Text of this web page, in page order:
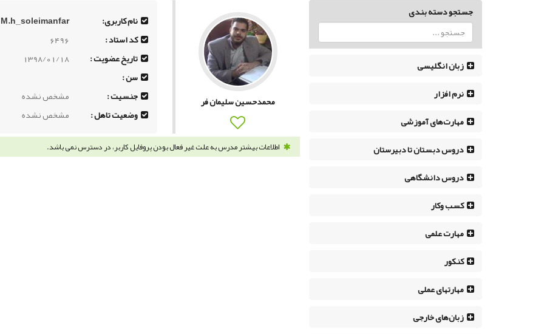
جستجو دسته بندی
زبان انگلیسی
نرم افزار
مهارت‌های آموزشی
دروس دبستان تا دبیرستان
دروس دانشگاهی
کسب وکار
مهارت علمی
کنکور
مهارتهای عملی
زبان‌های خارجی
محمدحسین سلیمان فر
نام کاربری:
M.h_soleimanfar
کد استاد :
6496
تاریخ عضویت :
1398/01/18
سن :
جنسیت :
مشخص نشده
وضعیت تاهل :
مشخص نشده
اطلاعات بیشتر مدرس به علت غیر فعال بودن پروفایل کاربر، در دسترس نمی باشد.